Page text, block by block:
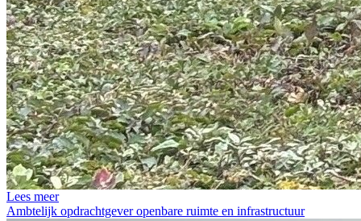
Lees meer
Ambtelijk opdrachtgever openbare ruimte en infrastructuur